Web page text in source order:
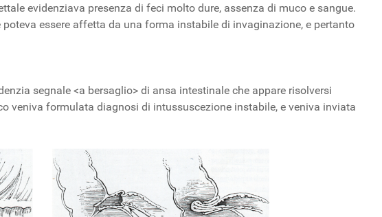
evidenziava presenza di feci molto dure, assenza di muco e sangue.
essere affetta da una forma instabile di invaginazione, e pertanto
segnale <a bersaglio> di ansa intestinale che appare risolversi
veniva formulata diagnosi di intussuscezione instabile, e veniva inviata